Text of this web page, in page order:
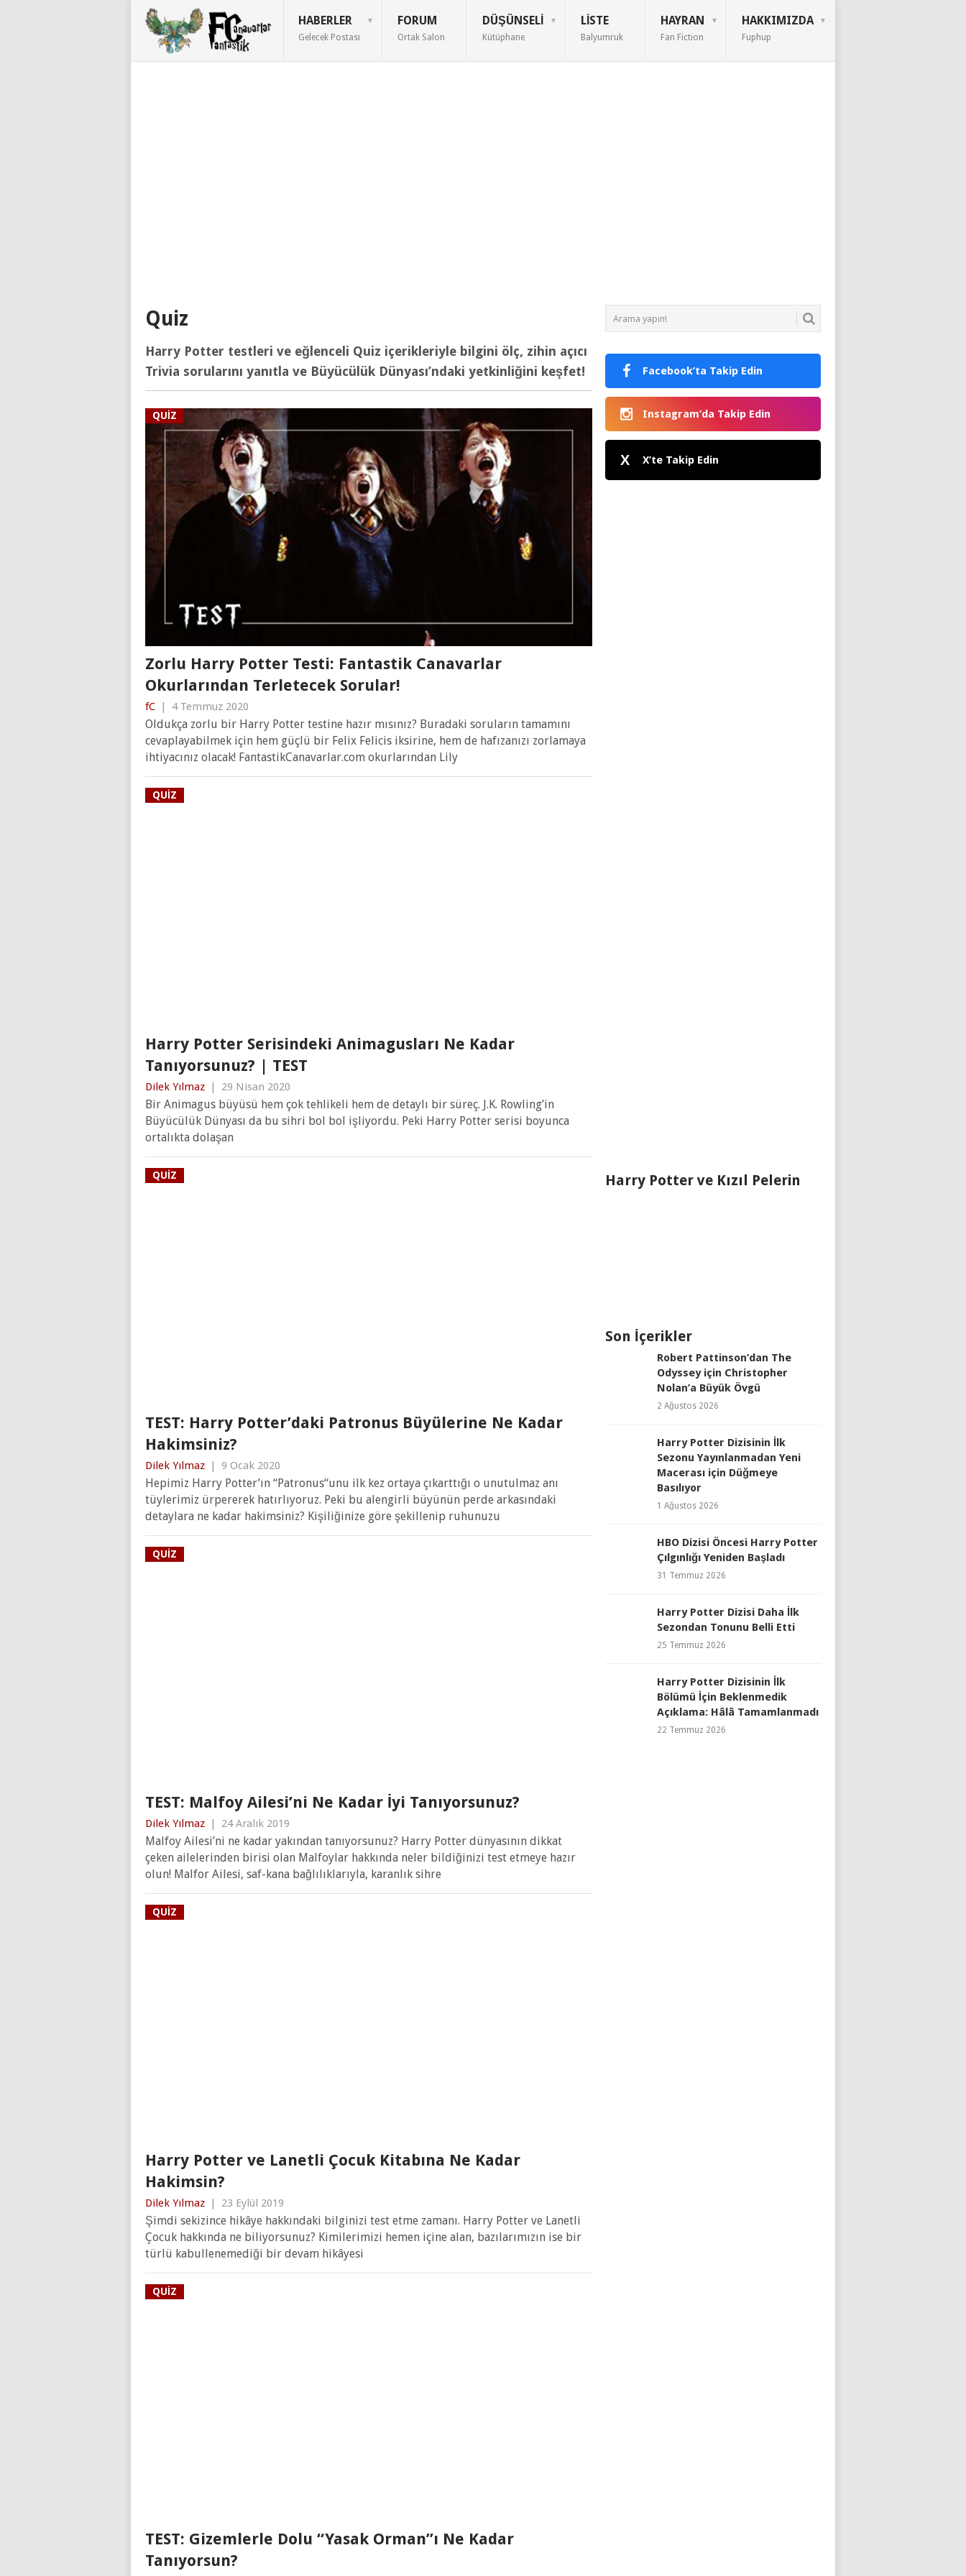
HABERLER
Gelecek Postası
FORUM
Ortak Salon
DÜŞÜNSELI
Kütüphane
LISTE
Balyumruk
HAYRAN
Fan Fiction
HAKKIMIZDA
Fuphup
Quiz
Harry Potter testleri ve eğlenceli Quiz içerikleriyle bilgini ölç, zihin açıcı
Trivia sorularını yanıtla ve Büyücülük Dünyası’ndaki yetkinliğini keşfet!
QUIZ
Zorlu Harry Potter Testi: Fantastik Canavarlar
Okurlarından Terletecek Sorular!
fC | 4 Temmuz 2020
Oldukça zorlu bir Harry Potter testine hazır mısınız? Buradaki soruların tamamını
cevaplayabilmek için hem güçlü bir Felix Felicis iksirine, hem de hafızanızı zorlamaya
ihtiyacınız olacak! FantastikCanavarlar.com okurlarından Lily
QUIZ
Harry Potter Serisindeki Animagusları Ne Kadar
Tanıyorsunuz? | TEST
Dilek Yılmaz | 29 Nisan 2020
Bir Animagus büyüsü hem çok tehlikeli hem de detaylı bir süreç. J.K. Rowling’in
Büyücülük Dünyası da bu sihri bol bol işliyordu. Peki Harry Potter serisi boyunca
ortalıkta dolaşan
QUIZ
TEST: Harry Potter’daki Patronus Büyülerine Ne Kadar
Hakimsiniz?
Dilek Yılmaz 9 Ocak 2020
Hepimiz Harry Potter’ın “Patronus“unu ilk kez ortaya çıkarttığı o unutulmaz anı
tüylerimiz ürpererek hatırlıyoruz. Peki bu alengirli büyünün perde arkasındaki
detaylara ne kadar hakimsiniz? Kişiliğinize göre şekillenip ruhunuzu
QUIZ
TEST: Malfoy Ailesi’ni Ne Kadar İyi Tanıyorsunuz?
Dilek Yılmaz | 24 Aralık 2019
Malfoy Ailesi’ni ne kadar yakından tanıyorsunuz? Harry Potter dünyasının dikkat
çeken ailelerinden birisi olan Malfoylar hakkında neler bildiğinizi test etmeye hazır
olun! Malfor Ailesi, saf-kana bağlılıklarıyla, karanlık sihre
QUIZ
Harry Potter ve Lanetli Çocuk Kitabına Ne Kadar
Hakimsin?
Dilek Yılmaz | 23 Eylül 2019
Şimdi sekizince hikâye hakkındaki bilginizi test etme zamanı. Harry Potter ve Lanetli
Çocuk hakkında ne biliyorsunuz? Kimilerimizi hemen içine alan, bazılarımızın ise bir
türlü kabullenemediği bir devam hikâyesi
QUIZ
TEST: Gizemlerle Dolu “Yasak Orman”ı Ne Kadar
Tanıyorsun?
Facebook’ta Takip Edin
Instagram’da Takip Edin
X X’te Takip Edin
Harry Potter ve Kızıl Pelerin
Son İçerikler
Robert Pattinson’dan The
Odyssey için Christopher
Nolan’a Büyük Övgü
2 Ağustos 2026
Harry Potter Dizisinin İlk
Sezonu Yayınlanmadan Yeni
Macerası için Düğmeye
Basılıyor
1 Ağustos 2026
HBO Dizisi Öncesi Harry Potter
Çılgınlığı Yeniden Başladı
31 Temmuz 2026
Harry Potter Dizisi Daha İlk
Sezondan Tonunu Belli Etti
25 Temmuz 2026
Harry Potter Dizisinin İlk
Bölümü İçin Beklenmedik
Açıklama: Hâlâ Tamamlanmadı
22 Temmuz 2026